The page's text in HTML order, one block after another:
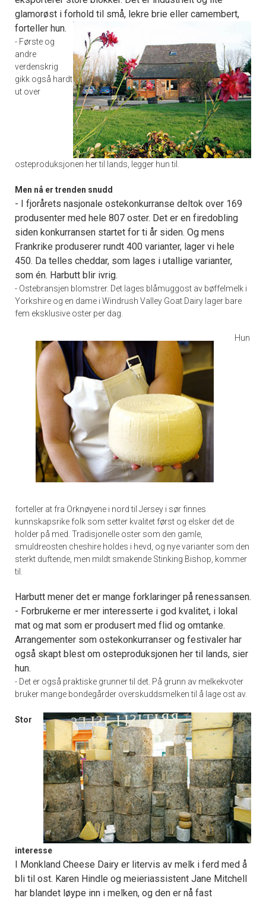
glamorøst i forhold til små, lekre brie eller camembert,
forteller hun.
- Første og
andre
verdenskrig
gikk også hardt
ut over
osteproduksjonen her til lands, legger hun til.
Men nå er trenden snudd
- I fjorårets nasjonale ostekonkurranse deltok over 169
produsenter med hele 807 oster. Det er en firedobling
siden konkurransen startet for ti år siden. Og mens
Frankrike produserer rundt 400 varianter, lager vi hele
450. Da telles cheddar, som lages i utallige varianter,
som én. Harbutt blir ivrig.
- Ostebransjen blomstrer. Det lages blåmuggost av bøffelmelk i
Yorkshire og en dame i Windrush Valley Goat Dairy lager bare
fem eksklusive oster per dag.
Hun
forteller at fra Orknøyene i nord til Jersey i sør finnes
kunnskapsrike folk som setter kvalitet først og elsker det de
holder på med. Tradisjonelle oster som den gamle,
smuldreosten cheshire holdes i hevd, og nye varianter som den
sterkt duftende, men mildt smakende Stinking Bishop, kommer
til.
Harbutt mener det er mange forklaringer på renessansen.
- Forbrukerne er mer interesserte i god kvalitet, i lokal
mat og mat som er produsert med flid og omtanke.
Arrangementer som ostekonkurranser og festivaler har
også skapt blest om osteproduksjonen her til lands, sier
hun.
- Det er også praktiske grunner til det. På grunn av melkekvoter
bruker mange bondegårder overskuddsmelken til å lage ost av.
Stor
interesse
I Monkland Cheese Dairy er litervis av melk i ferd med å
bli til ost. Karen Hindle og meieriassistent Jane Mitchell
har blandet løype inn i melken, og den er nå fast